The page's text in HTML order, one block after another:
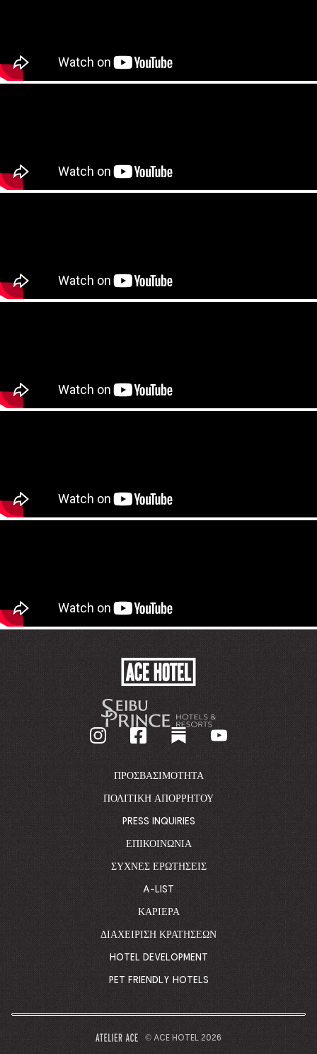
BACK
TO
ΠΡΟΣΒΑΣΙΜΌΤΗΤΑ
ΠΟΛΙΤΙΚΉ ΑΠΟΡΡΉΤΟΥ
PRESS INQUIRIES
ΕΠΙΚΟΙΝΩΝΊΑ
ΣΥΧΝΈΣ ΕΡΩΤΉΣΕΙΣ
A-LIST
ΚΑΡΙΈΡΑ
ΔΙΑΧΕΊΡΙΣΗ ΚΡΑΤΉΣΕΩΝ
HOTEL DEVELOPMENT
PET FRIENDLY HOTELS
–
© ACE HOTEL 2026